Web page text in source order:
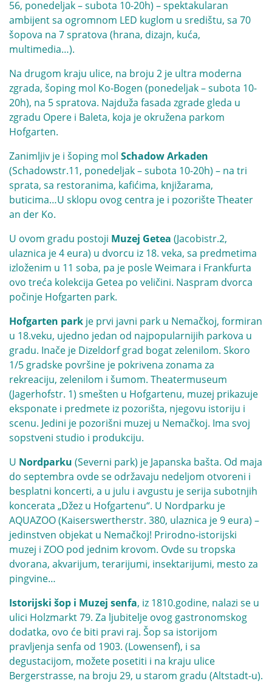
56, ponedeljak – subota 10-20h) – spektakularan
ambijent sa ogromnom LED kuglom u središtu, sa 70
šopova na 7 spratova (hrana, dizajn, kuća,
multimedia…).
Na drugom kraju ulice, na broju 2 je ultra moderna
zgrada, šoping mol Ko-Bogen (ponedeljak – subota 10-
20h), na 5 spratova. Najduža fasada zgrade gleda u
zgradu Opere i Baleta, koja je okružena parkom
Hofgarten.
Zanimljiv je i šoping mol Schadow Arkaden
(Schadowstr.11, ponedeljak – subota 10-20h) – na tri
sprata, sa restoranima, kafićima, knjižarama,
buticima…U sklopu ovog centra je i pozorište Theater
an der Ko.
U ovom gradu postoji Muzej Getea (Jacobistr.2,
ulaznica je 4 eura) u dvorcu iz 18. veka, sa predmetima
izloženim u 11 soba, pa je posle Weimara i Frankfurta
ovo treća kolekcija Getea po veličini. Naspram dvorca
počinje Hofgarten park.
Hofgarten park je prvi javni park u Nemačkoj, formiran
u 18.veku, ujedno jedan od najpopularnijih parkova u
gradu. Inače je Dizeldorf grad bogat zelenilom. Skoro
1/5 gradske površine je pokrivena zonama za
rekreaciju, zelenilom i šumom. Theatermuseum
(Jagerhofstr. 1) smešten u Hofgartenu, muzej prikazuje
eksponate i predmete iz pozorišta, njegovu istoriju i
scenu. Jedini je pozorišni muzej u Nemačkoj. Ima svoj
sopstveni studio i produkciju.
U Nordparku (Severni park) je Japanska bašta. Od maja
do septembra ovde se održavaju nedeljom otvoreni i
besplatni koncerti, a u julu i avgustu je serija subotnjih
koncerata „Džez u Hofgartenu“. U Nordparku je
AQUAZOO (Kaiserswertherstr. 380, ulaznica je 9 eura) –
jedinstven objekat u Nemačkoj! Prirodno-istorijski
muzej i ZOO pod jednim krovom. Ovde su tropska
dvorana, akvarijum, terarijumi, insektarijumi, mesto za
pingvine…
Istorijski šop i Muzej senfa, iz 1810.godine, nalazi se u
ulici Holzmarkt 79. Za ljubitelje ovog gastronomskog
dodatka, ovo će biti pravi raj. Šop sa istorijom
pravljenja senfa od 1903. (Lowensenf), i sa
degustacijom, možete posetiti i na kraju ulice
Bergerstrasse, na broju 29, u starom gradu (Altstadt-u).